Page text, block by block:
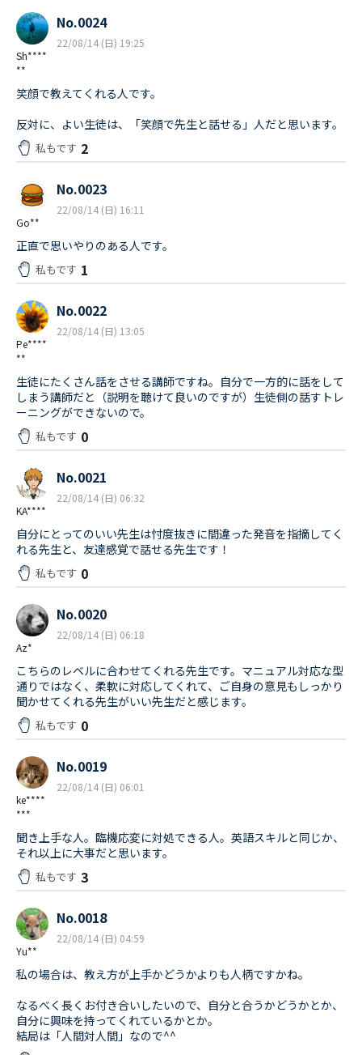
Sh****
**
No.0024
22/08/14 (日) 19:25
笑顔で教えてくれる人です。
反対に、よい生徒は、「笑顔で先生と話せる」人だと思います。
私もです 2
Go**
No.0023
22/08/14 (日) 16:11
正直で思いやりのある人です。
私もです 1
Pe****
**
No.0022
22/08/14 (日) 13:05
生徒にたくさん話をさせる講師ですね。自分で一方的に話をして
しまう講師だと（説明を聴けて良いのですが）生徒側の話すトレ
ーニングができないので。
私もです 0
KA****
No.0021
22/08/14 (日) 06:32
自分にとってのいい先生は忖度抜きに間違った発音を指摘してく
れる先生と、友達感覚で話せる先生です！
私もです 0
Az*
No.0020
22/08/14 (日) 06:18
こちらのレベルに合わせてくれる先生です。マニュアル対応な型
通りではなく、柔軟に対応してくれて、ご自身の意見もしっかり
聞かせてくれる先生がいい先生だと感じます。
私もです 0
ke****
***
No.0019
22/08/14 (日) 06:01
聞き上手な人。臨機応変に対処できる人。英語スキルと同じか、
それ以上に大事だと思います。
私もです 3
Yu**
No.0018
22/08/14 (日) 04:59
私の場合は、教え方が上手かどうかよりも人柄ですかね。
なるべく長くお付き合いしたいので、自分と合うかどうかとか、
自分に興味を持ってくれているかとか。
結局は「人間対人間」なので^^